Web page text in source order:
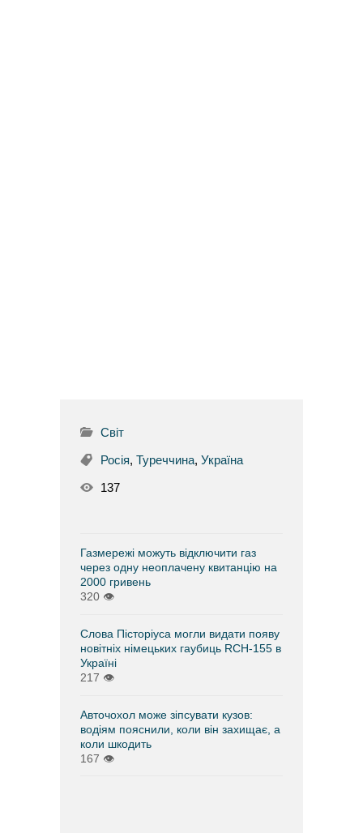
Світ
Росія, Туреччина, Україна
137
Газмережі можуть відключити газ
через одну неоплачену квитанцію на
2000 гривень
320 👁
Слова Пісторіуса могли видати появу
новітніх німецьких гаубиць RCH-155 в
Україні
217 👁
Авточохол може зіпсувати кузов:
водіям пояснили, коли він захищає, а
коли шкодить
167 👁